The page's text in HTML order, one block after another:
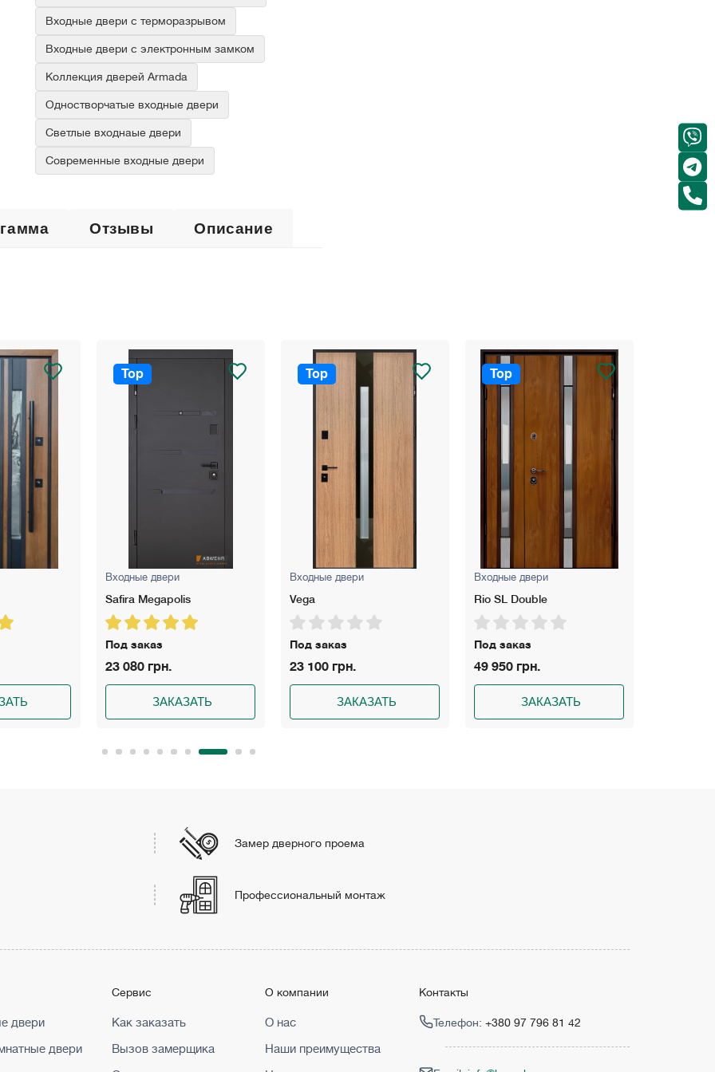
Входные двери с терморазрывом
Входные двери с электронным замком
Коллекция дверей Armada
Одностворчатые входные двери
Светлые входнаые двери
Современные входные двери
Отзывы Описание
Top
Входные двери
Safira Megapolis
Под заказ
23 080 грн.
ЗАКАЗАТЬ
Top
Входные двери
Vega
Под заказ
23 100 грн.
ЗАКАЗАТЬ
Top
Входные двери
Rio SL Double
Под заказ
49 950 грн.
ЗАКАЗАТЬ
Замер дверного проема
Профессиональный монтаж
двери
двери
Сервис
Как заказать
Вызов замерщика
О компании
О нас
Наши преимущества
Контакты
Телефон: +380 97 796 81 42